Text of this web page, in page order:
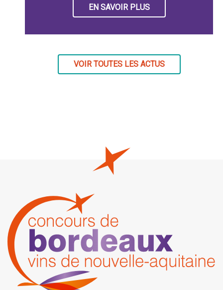
EN SAVOIR PLUS
VOIR TOUTES LES ACTUS